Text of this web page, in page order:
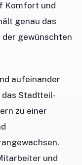
Komfort und
genau das
der gewünschten
aufeinander
Stadtteil-
zu einer
und